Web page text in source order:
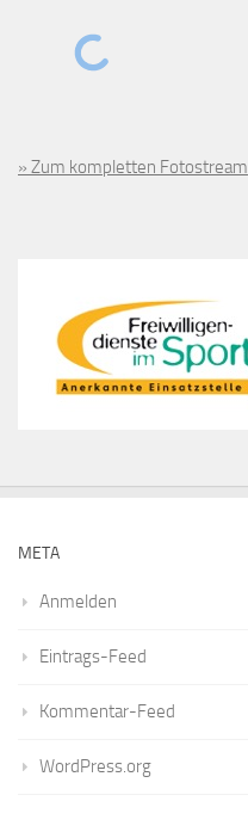
» Zum kompletten Fotostream
META
Anmelden
Eintrags-Feed
Kommentar-Feed
WordPress.org